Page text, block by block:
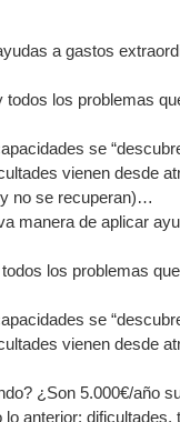
a gastos
los problemas
se
vienen desde
no se recuperan)…
manera de aplicar
los problemas
se
vienen desde
¿Son 5.000€/año
anterior: dificultades,